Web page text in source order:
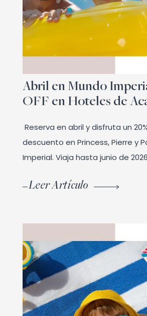
Abril en Mundo
OFF en Hoteles de
Reserva en abril y disfruta un
descuento en Princess, Pierre y
Imperial. Viaja hasta junio de
Leer Artículo